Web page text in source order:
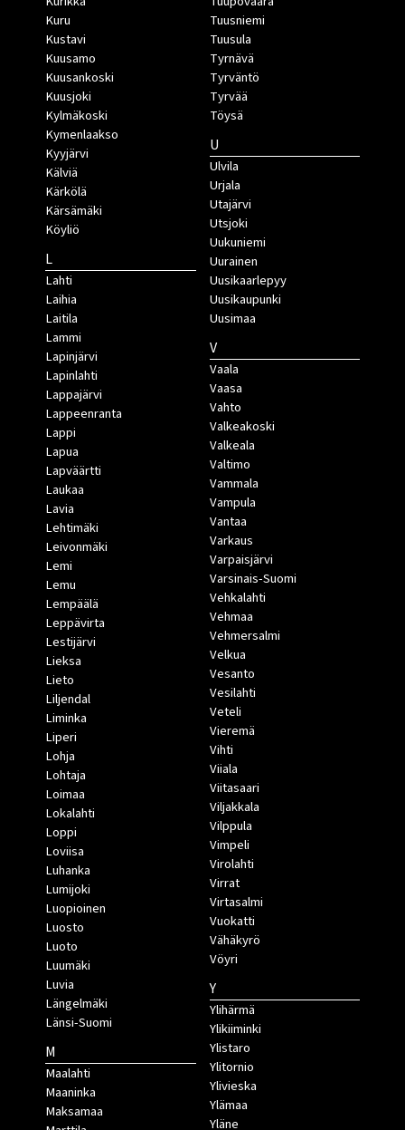
Kuru
Kustavi
Kuusamo
Kuusankoski
Kuusjoki
Kylmäkoski
Kymenlaakso
Kyyjärvi
Kälviä
Kärkölä
Kärsämäki
Köyliö
L
Lahti
Laihia
Laitila
Lammi
Lapinjärvi
Lapinlahti
Lappajärvi
Lappeenranta
Lappi
Lapua
Lapväärtti
Laukaa
Lavia
Lehtimäki
Leivonmäki
Lemi
Lemu
Lempäälä
Leppävirta
Lestijärvi
Lieksa
Lieto
Liljendal
Liminka
Liperi
Lohja
Lohtaja
Loimaa
Lokalahti
Loppi
Loviisa
Luhanka
Lumijoki
Luopioinen
Luosto
Luoto
Luumäki
Luvia
Längelmäki
Länsi-Suomi
M
Maalahti
Maaninka
Maksamaa
Tuusniemi
Tuusula
Tyrnävä
Tyrväntö
Tyrvää
Töysä
U
Ulvila
Urjala
Utajärvi
Utsjoki
Uukuniemi
Uurainen
Uusikaarlepyy
Uusikaupunki
Uusimaa
V
Vaala
Vaasa
Vahto
Valkeakoski
Valkeala
Valtimo
Vammala
Vampula
Vantaa
Varkaus
Varpaisjärvi
Varsinais-Suomi
Vehkalahti
Vehmaa
Vehmersalmi
Velkua
Vesanto
Vesilahti
Veteli
Vieremä
Vihti
Viiala
Viitasaari
Viljakkala
Vilppula
Vimpeli
Virolahti
Virrat
Virtasalmi
Vuokatti
Vähäkyrö
Vöyri
Y
Ylihärmä
Ylikiiminki
Ylistaro
Ylitornio
Ylivieska
Ylämaa
Yläne